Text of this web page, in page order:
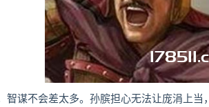
谋不会差太多。孙膑担心无法让庞涓上当